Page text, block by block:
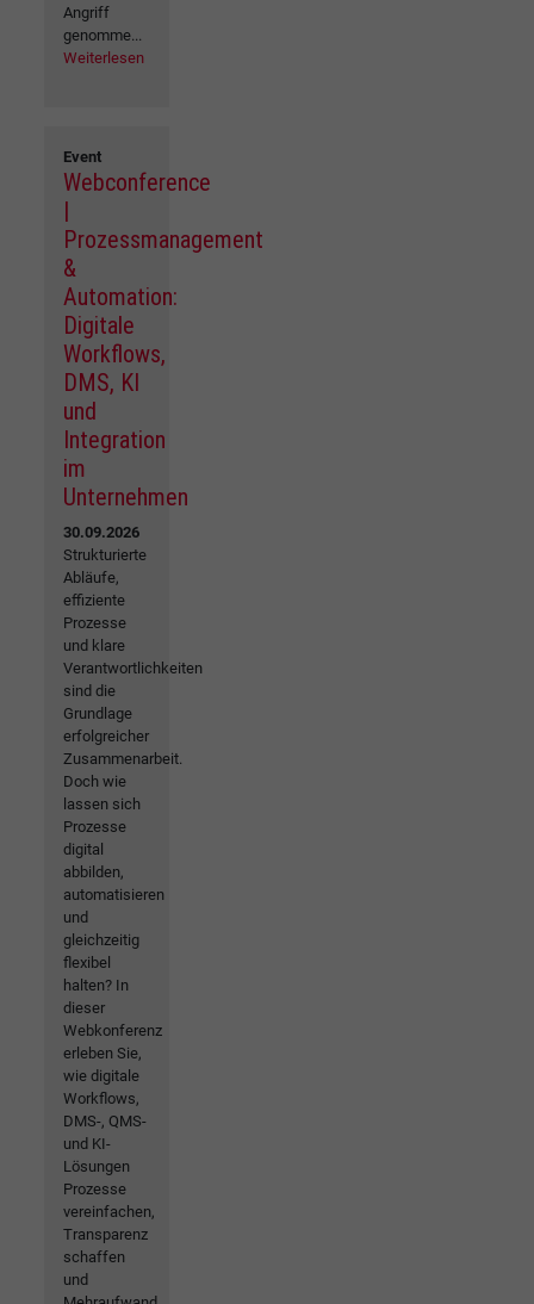
Angriff
genomme...
Weiterlesen
Event
Webconference
|
Prozessmanagement
&
Automation:
Digitale
Workflows,
DMS, KI
und
Integration
im
Unternehmen
30.09.2026
Strukturierte
Abläufe,
effiziente
Prozesse
und klare
Verantwortlichkeiten
sind die
Grundlage
erfolgreicher
Zusammenarbeit.
Doch wie
lassen sich
Prozesse
digital
abbilden,
automatisieren
und
gleichzeitig
flexibel
halten? In
dieser
Webkonferenz
erleben Sie,
wie digitale
Workflows,
DMS-, QMS-
und KI-
Lösungen
Prozesse
vereinfachen,
Transparenz
schaffen
und